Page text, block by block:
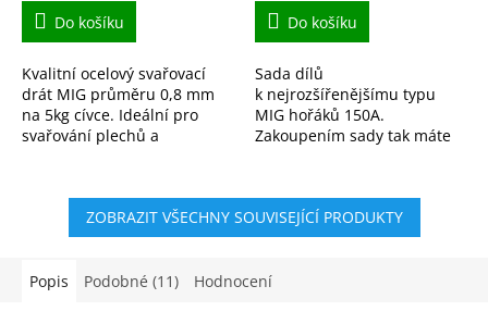
Do košíku
Kvalitní ocelový svařovací
drát MIG průměru 0,8 mm
na 5kg cívce. Ideální pro
svařování plechů a
nebo argonu. Stabilní oblouk
Do košíku
Sada dílů
k nejrozšířenějšímu typu
MIG hořáků 150A.
Zakoupením sady tak máte
ZOBRAZIT VŠECHNY SOUVISEJÍCÍ PRODUKTY
Popis Podobné (11) Hodnocení